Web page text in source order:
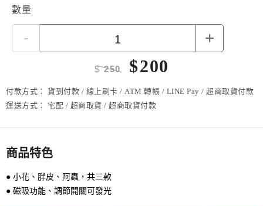
數量
- +
$250 $200
付款方式：
貨到付款 / 線上刷卡 / ATM 轉帳 / LINE Pay / 超商取貨付款
運送方式：
宅配 / 超商取貨 / 超商取貨付款
商品特色
● 小花、胖皮、阿蟲，共三款
● 磁吸功能、調節開關可發光